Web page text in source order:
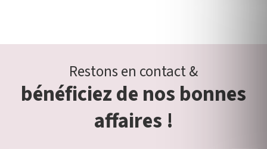
Restons en contact &
bénéficiez de nos bonnes
affaires !